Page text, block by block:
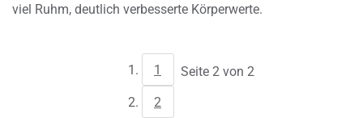
viel Ruhm, deutlich verbesserte Körperwerte.
1
2
Seite 2 von 2